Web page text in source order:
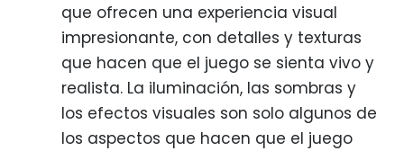
que ofrecen una experiencia visual
impresionante, con detalles y texturas
que hacen que el juego se sienta vivo y
realista. La iluminación, las sombras y
los efectos visuales son solo algunos de
los aspectos que hacen que el juego